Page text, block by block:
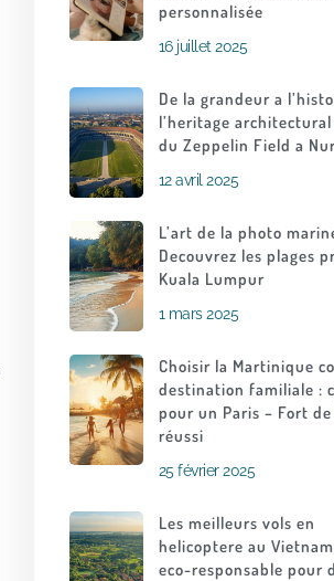
personnalisée
16 juillet 2025
De la grandeur a
l’heritage
du Zeppelin Field a
12 avril 2025
L’art de la photo
Decouvrez les plages
Kuala Lumpur
1 mars 2025
Choisir la Martinique
destination familiale :
pour un Paris – Fort de
réussi
25 février 2025
Les meilleurs vols en
helicoptere au
eco-responsable pour